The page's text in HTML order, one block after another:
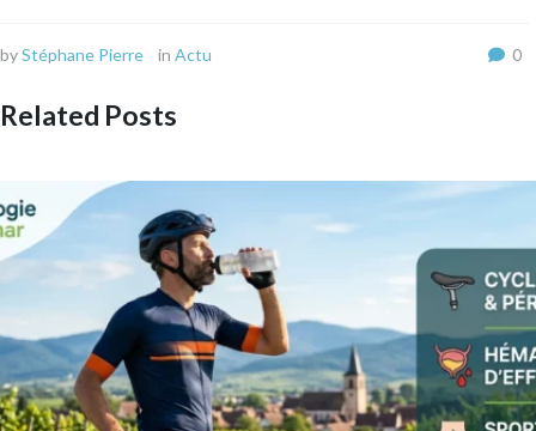
byStéphane Pierre in Actu 0
Related Posts